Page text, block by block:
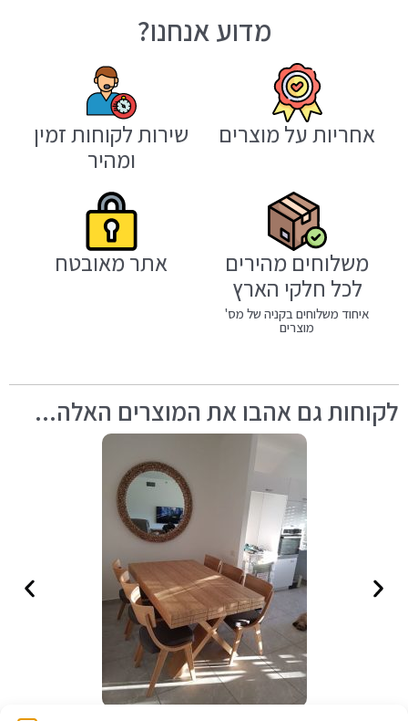
מדוע אנחנו?
אחריות על מוצרים
שירות לקוחות זמין
ומהיר
משלוחים מהירים
לכל חלקי הארץ
איחוד משלוחים בקניה של מס'
מוצרים
אתר מאובטח
לקוחות גם אהבו את המוצרים האלה...